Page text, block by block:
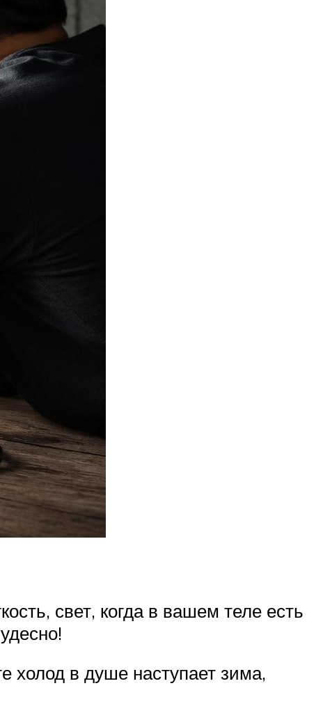
свет, когда в вашем теле есть
холод в душе наступает зима,